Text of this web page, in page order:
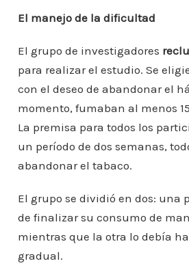
El manejo de la dificultad
El grupo de investigadores
para realizar el estudio. Se
con el deseo de abandonar el
momento, fumaban al menos
La premisa para todos los
un período de dos semanas,
abandonar el tabaco.
El grupo se dividió en dos: una
de finalizar su consumo de
mientras que la otra lo debía
gradual.